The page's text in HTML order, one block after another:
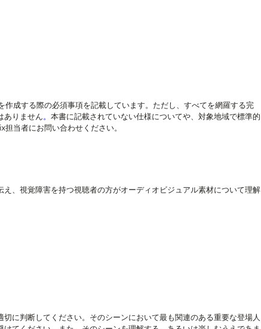
成する際の必須事項を記載しています。ただし、すべてを網羅する完
ありません。 本書に記載されていない仕様についてや、対象地域で標準的
当者にお問い合わせください。
、視覚障害を持つ視聴者の方がオーディオビジュアル素材について理解
に判断してください。そのシーンにおいて最も関連のある重要な登場人